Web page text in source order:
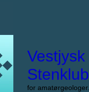
Vestjysk
Stenklub
for amatørgeologer.